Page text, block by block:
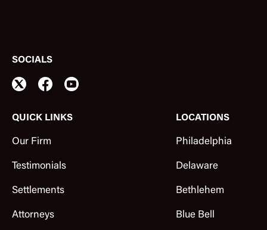
QUICK LINKS
Our Firm
Testimonials
Settlements
Attorneys
LOCATIONS
Philadelphia
Delaware
Bethlehem
Blue Bell
SOCIALS